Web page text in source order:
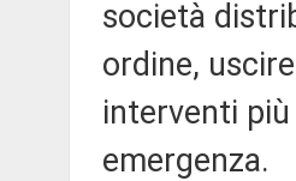
società
ordine,
interventi
emergenza.